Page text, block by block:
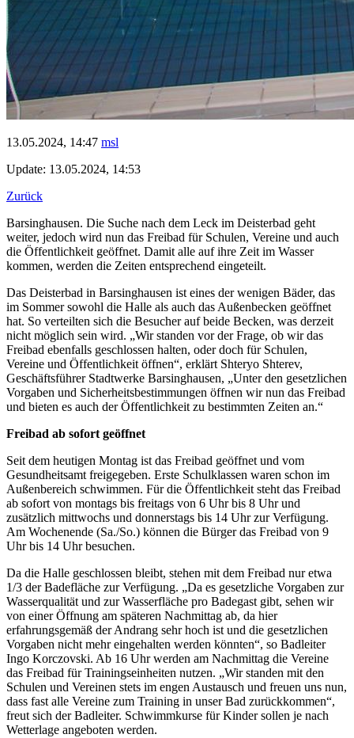
13.05.2024, 14:47 msl
Update: 13.05.2024, 14:53
Zurück
Barsinghausen. Die Suche nach dem Leck im Deisterbad geht
weiter, jedoch wird nun das Freibad für Schulen, Vereine und auch
die Öffentlichkeit geöffnet. Damit alle auf ihre Zeit im Wasser
kommen, werden die Zeiten entsprechend eingeteilt.
Das Deisterbad in Barsinghausen ist eines der wenigen Bäder, das
im Sommer sowohl die Halle als auch das Außenbecken geöffnet
hat. So verteilten sich die Besucher auf beide Becken, was derzeit
nicht möglich sein wird. „Wir standen vor der Frage, ob wir das
Freibad ebenfalls geschlossen halten, oder doch für Schulen,
Vereine und Öffentlichkeit öffnen“, erklärt Shteryo Shterev,
Geschäftsführer Stadtwerke Barsinghausen, „Unter den gesetzlichen
Vorgaben und Sicherheitsbestimmungen öffnen wir nun das Freibad
und bieten es auch der Öffentlichkeit zu bestimmten Zeiten an.“
Freibad ab sofort geöffnet
Seit dem heutigen Montag ist das Freibad geöffnet und vom
Gesundheitsamt freigegeben. Erste Schulklassen waren schon im
Außenbereich schwimmen. Für die Öffentlichkeit steht das Freibad
ab sofort von montags bis freitags von 6 Uhr bis 8 Uhr und
zusätzlich mittwochs und donnerstags bis 14 Uhr zur Verfügung.
Am Wochenende (Sa./So.) können die Bürger das Freibad von 9
Uhr bis 14 Uhr besuchen.
Da die Halle geschlossen bleibt, stehen mit dem Freibad nur etwa
1/3 der Badefläche zur Verfügung. „Da es gesetzliche Vorgaben zur
Wasserqualität und zur Wasserfläche pro Badegast gibt, sehen wir
von einer Öffnung am späteren Nachmittag ab, da hier
erfahrungsgemäß der Andrang sehr hoch ist und die gesetzlichen
Vorgaben nicht mehr eingehalten werden könnten“, so Badleiter
Ingo Korczovski. Ab 16 Uhr werden am Nachmittag die Vereine
das Freibad für Trainingseinheiten nutzen. „Wir standen mit den
Schulen und Vereinen stets im engen Austausch und freuen uns nun,
dass fast alle Vereine zum Training in unser Bad zurückkommen“,
freut sich der Badleiter. Schwimmkurse für Kinder sollen je nach
Wetterlage angeboten werden.